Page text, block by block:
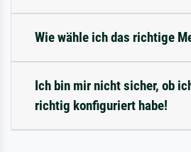
Wie wähle ich das richtige
Ich bin mir nicht sicher, ob
richtig konfiguriert habe!